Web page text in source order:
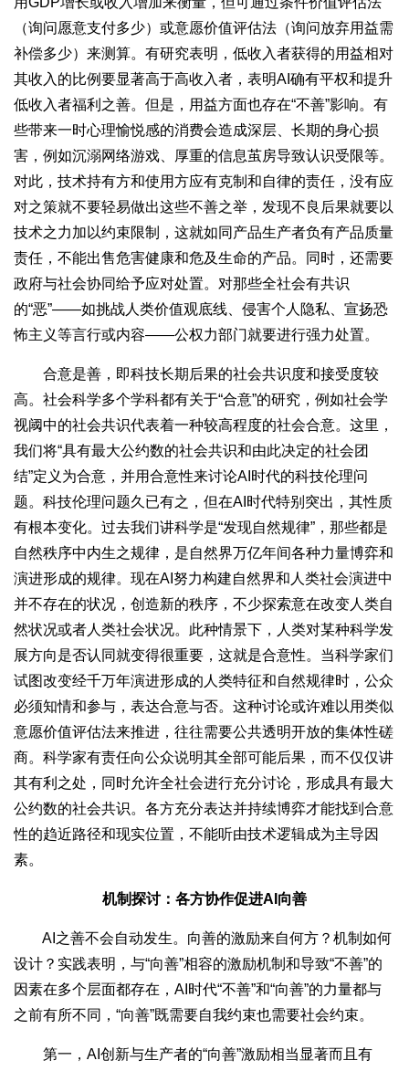
（询问愿意支付多少）或意愿价值评估法（询问放弃用益需
补偿多少）来测算。有研究表明，低收入者获得的用益相对
其收入的比例要显著高于高收入者，表明AI确有平权和提升
低收入者福利之善。但是，用益方面也存在“不善”影响。有
些带来一时心理愉悦感的消费会造成深层、长期的身心损
害，例如沉溺网络游戏、厚重的信息茧房导致认识受限等。
对此，技术持有方和使用方应有克制和自律的责任，没有应
对之策就不要轻易做出这些不善之举，发现不良后果就要以
技术之力加以约束限制，这就如同产品生产者负有产品质量
责任，不能出售危害健康和危及生命的产品。同时，还需要
政府与社会协同给予应对处置。对那些全社会有共识
的“恶”——如挑战人类价值观底线、侵害个人隐私、宣扬恐
怖主义等言行或内容——公权力部门就要进行强力处置。
合意是善，即科技长期后果的社会共识度和接受度较
高。社会科学多个学科都有关于“合意”的研究，例如社会学
视阈中的社会共识代表着一种较高程度的社会合意。这里，
我们将“具有最大公约数的社会共识和由此决定的社会团
结”定义为合意，并用合意性来讨论AI时代的科技伦理问
题。科技伦理问题久已有之，但在AI时代特别突出，其性质
有根本变化。过去我们讲科学是“发现自然规律”，那些都是
自然秩序中内生之规律，是自然界万亿年间各种力量博弈和
演进形成的规律。现在AI努力构建自然界和人类社会演进中
并不存在的状况，创造新的秩序，不少探索意在改变人类自
然状况或者人类社会状况。此种情景下，人类对某种科学发
展方向是否认同就变得很重要，这就是合意性。当科学家们
试图改变经千万年演进形成的人类特征和自然规律时，公众
必须知情和参与，表达合意与否。这种讨论或许难以用类似
意愿价值评估法来推进，往往需要公共透明开放的集体性磋
商。科学家有责任向公众说明其全部可能后果，而不仅仅讲
其有利之处，同时允许全社会进行充分讨论，形成具有最大
公约数的社会共识。各方充分表达并持续博弈才能找到合意
性的趋近路径和现实位置，不能听由技术逻辑成为主导因
素。
机制探讨：各方协作促进AI向善
AI之善不会自动发生。向善的激励来自何方？机制如何
设计？实践表明，与“向善”相容的激励机制和导致“不善”的
因素在多个层面都存在，AI时代“不善”和“向善”的力量都与
之前有所不同，“向善”既需要自我约束也需要社会约束。
第一，AI创新与生产者的“向善”激励相当显著而且有